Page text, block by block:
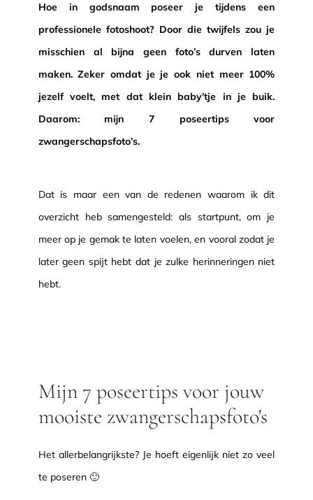
Hoe in godsnaam poseer je tijdens een
professionele fotoshoot? Door die twijfels zou je
misschien al bijna geen foto’s durven laten
maken. Zeker omdat je je ook niet meer 100%
jezelf voelt, met dat klein baby’tje in je buik.
Daarom: mijn 7 poseertips voor
zwangerschapsfoto’s.
Dat is maar een van de redenen waarom ik dit
overzicht heb samengesteld: als startpunt, om je
meer op je gemak te laten voelen, en vooral zodat je
later geen spijt hebt dat je zulke herinneringen niet
hebt.
Mijn 7 poseertips voor jouw
mooiste zwangerschapsfoto's
Het allerbelangrijkste? Je hoeft eigenlijk niet zo veel
te poseren 🙂